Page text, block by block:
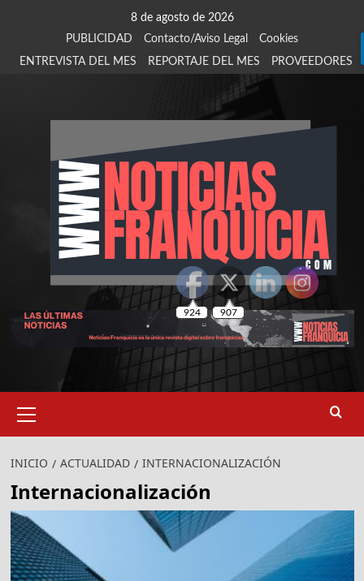
8 de agosto de 2026
PUBLICIDAD
Contacto/Aviso Legal
Cookies
ENTREVISTA DEL MES
REPORTAJE DEL MES PROVEEDORES
primario
INICIO ACTUALIDAD INTERNACIONALIZACIÓN
Internacionalización
924 907